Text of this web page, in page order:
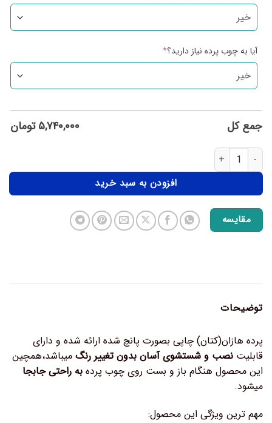
آیا به چوب پرده نیاز دارید؟*
جمع کل ۵,۷۴۰,۰۰۰ تومان
افزودن به سبد خرید
مقایسه
توضیحات
پرده هازان(کتان) چاپی بصورت پانچ شده ارائه شده و دارای
قابلیت نصب و شستشوی آسان بدون تغییر رنگ میباشد،همچین
این محصول هنگام باز و بست روی چوب پرده به راحتی جابجا
میشود.
مهم ترین ویژگی این محصول: